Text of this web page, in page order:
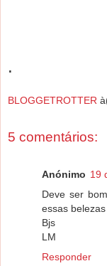
.
BLOGGETROTTER
5 comentários:
Anónimo 19
Deve ser
essas belezas
Bjs
LM
Responder